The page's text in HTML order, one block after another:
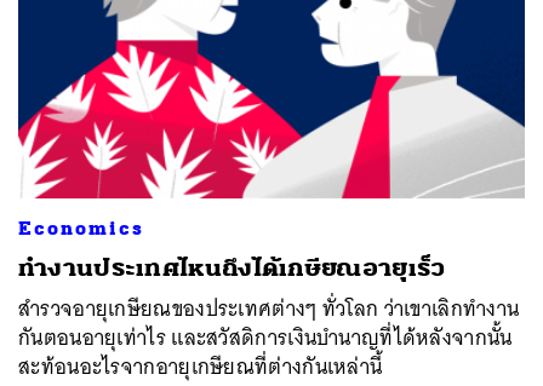
Economics
ทำงานประเทศไหนถึงได้เกษียณอายุเร็ว
สำรวจอายุเกษียณของประเทศต่างๆ ทั่วโลก ว่าเขาเลิกทำงาน
กันตอนอายุเท่าไร และสวัสดิการเงินบำนาญที่ได้หลังจากนั้น
สะท้อนอะไรจากอายุเกษียณที่ต่างกันเหล่านี้